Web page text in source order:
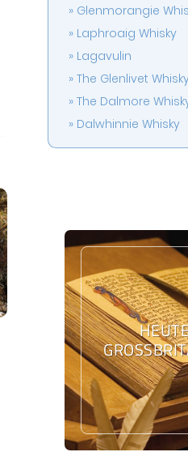
Glenmorangie
Laphroaig Whisky
Lagavulin
The Glenlivet
The Dalmore
Dalwhinnie Whisky